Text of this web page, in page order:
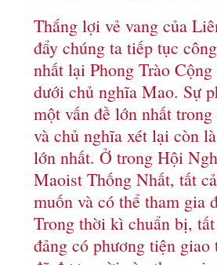
Thắng lợi vẻ vang của
đẩy chúng ta tiếp tục
nhất lại Phong Trào
dưới chủ nghĩa Mao. Sự
một vấn đề lớn nhất trong
và chủ nghĩa xét lại còn
lớn nhất. Ở trong Hội
Maoist Thống Nhất, tất
muốn và có thể tham gia
Trong thời kì chuẩn bị,
đảng có phương tiện